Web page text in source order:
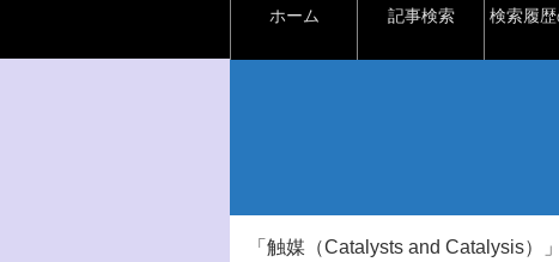
ホーム 記事検索 検索履
「触媒（Catalysts and Catalysis）